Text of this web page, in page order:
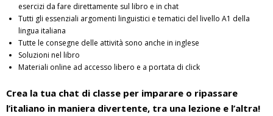
esercizi da fare direttamente sul libro e in chat
Tutti gli essenziali argomenti linguistici e tematici del livello A1 della
lingua italiana
Tutte le consegne delle attività sono anche in inglese
Soluzioni nel libro
Materiali online ad accesso libero e a portata di click
Crea la tua chat di classe per imparare o ripassare
l’italiano in maniera divertente, tra una lezione e l’altra!